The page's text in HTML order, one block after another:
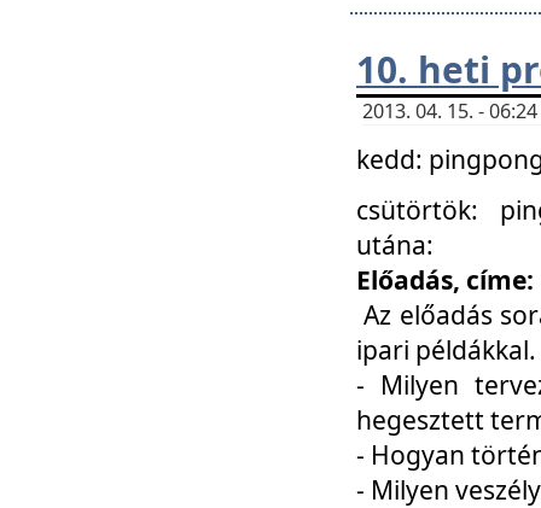
10. heti
2013. 04. 15. -
kedd:
csütörtök:
utána:
Előadás,
Az előadás
ipari
- Milyen
hegesztett
- Hogyan
- Milyen